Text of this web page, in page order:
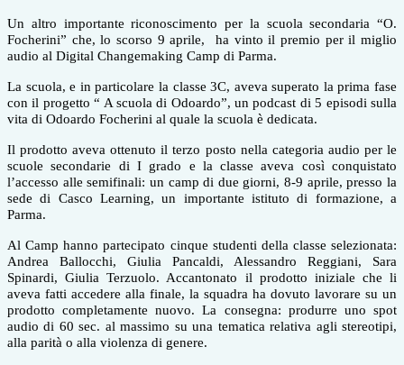
Un altro importante riconoscimento per la scuola secondaria “O.
Focherini” che, lo scorso 9 aprile,
ha vinto il premio per il miglio
audio al Digital Changemaking Camp di Parma.
La scuola, e in particolare la classe 3C, aveva superato la prima fase
con il progetto “ A scuola di Odoardo”, un podcast di 5 episodi sulla
vita di Odoardo Focherini al quale la scuola è dedicata.
Il prodotto aveva ottenuto il terzo posto nella categoria audio per le
scuole secondarie di I grado e la classe aveva così conquistato
l’accesso alle semifinali: un camp di due giorni, 8-9 aprile, presso la
sede di Casco Learning, un importante istituto di formazione, a
Parma.
Al Camp hanno partecipato cinque studenti della classe selezionata:
Andrea Ballocchi, Giulia Pancaldi, Alessandro Reggiani, Sara
Spinardi, Giulia Terzuolo. Accantonato il prodotto iniziale che li
aveva fatti accedere alla finale, la squadra ha dovuto lavorare su un
prodotto completamente nuovo. La consegna: produrre uno spot
audio di 60 sec. al massimo su una tematica relativa agli stereotipi,
alla parità o alla violenza di genere.